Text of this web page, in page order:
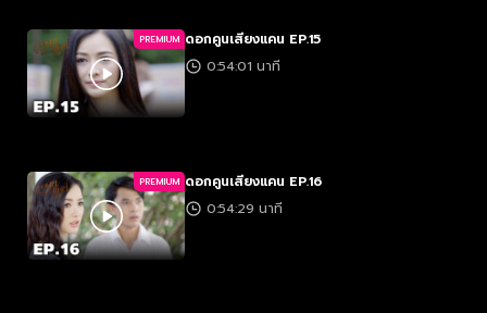
PREMIUM ดอกคูนเสียงแคน EP.15
0:54:01 นาที
PREMIUM ดอกคูนเสียงแคน EP.16
0:54:29 นาที